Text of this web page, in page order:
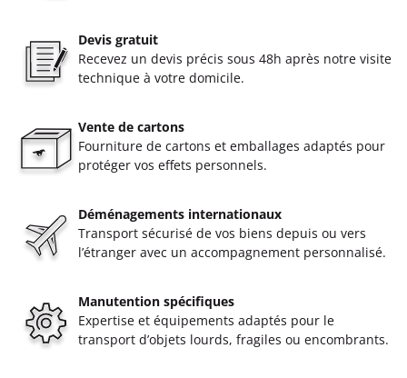
Devis gratuit
Recevez un devis précis sous 48h après notre visite
technique à votre domicile.
Vente de cartons
Fourniture de cartons et emballages adaptés pour
protéger vos effets personnels.
Déménagements internationaux
Transport sécurisé de vos biens depuis ou vers
l’étranger avec un accompagnement personnalisé.
Manutention spécifiques
Expertise et équipements adaptés pour le
transport d’objets lourds, fragiles ou encombrants.